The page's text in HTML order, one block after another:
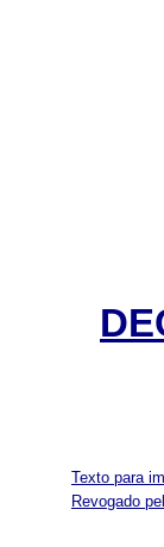
Texto para
Revogado